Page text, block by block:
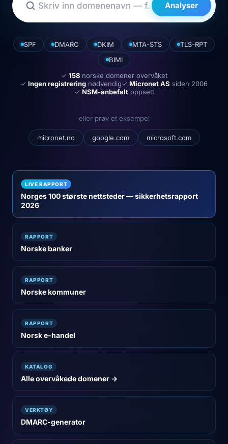
Analyser
SPF DMARC DKIM MTA-STS
TLS-RPT
BIMI
✓ 158norske domener overvåket
✓ Ingen registrering nødvendig✓ Micronet AS siden 2006
✓ NSM-anbefaltoppsett
eller prøv et eksempel
micronet.no google.com microsoft.com
LIVE RAPPORT
Norges 100 største nettsteder — sikkerhetsrapport
2026
RAPPORT
Norske banker
RAPPORT
Norske kommuner
RAPPORT
Norsk e-handel
KATALOG
Alle overvåkede domener →
VERKTØY
DMARC-generator